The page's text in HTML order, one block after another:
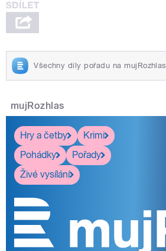
Všechny díly pořadu na mujRozhlas
mujRozhlas
Hry a četby
Krimi
Pohádky
Pořady
Živé vysílání